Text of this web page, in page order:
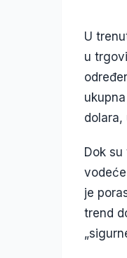
U
u
dolara,
Dok
je
trend